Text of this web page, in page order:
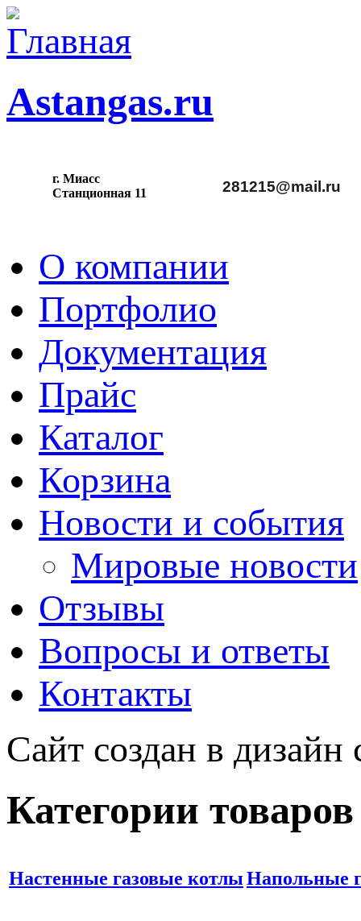
Astangas.ru
г. Миасс
Станционная 11 281215@mail.ru
О компании
Портфолио
Документация
Прайс
Каталог
Корзина
Новости и события
Мировые новости
Отзывы
Вопросы и ответы
Контакты
Сайт создан в дизайн
Категории товаров
Настенные газовые котлыНапольные